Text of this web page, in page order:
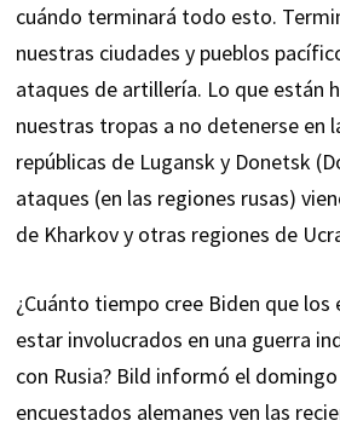
cuándo terminará todo esto.
nuestras ciudades y pueblos
ataques de artillería. Lo que están
nuestras tropas a no detenerse en
repúblicas de Lugansk y Donetsk
ataques (en las regiones rusas)
de Kharkov y otras regiones de
¿Cuánto tiempo cree Biden que los
estar involucrados en una guerra
con Rusia? Bild informó el
encuestados alemanes ven las